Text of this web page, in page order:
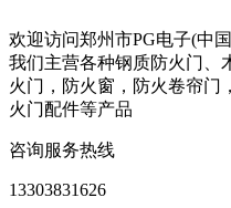
欢迎访问郑州市PG电子(中
我们主营各种钢质防火门、
火门，防火窗，防火卷帘门
火门配件等产品
咨询服务热线
13303831626